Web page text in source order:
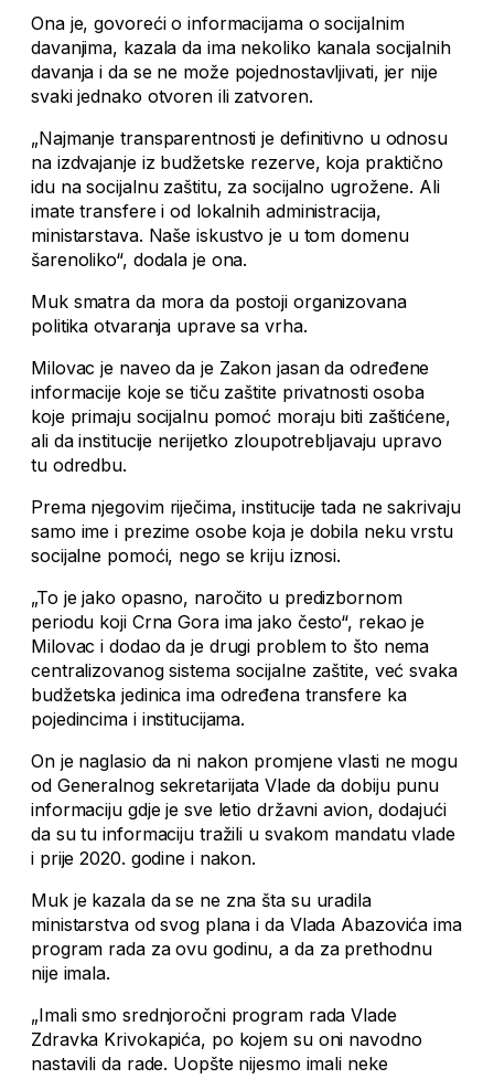
Ona je, govoreći o informacijama o socijalnim
davanjima, kazala da ima nekoliko kanala socijalnih
davanja i da se ne može pojednostavljivati, jer nije
svaki jednako otvoren ili zatvoren.
„Najmanje transparentnosti je definitivno u odnosu
na izdvajanje iz budžetske rezerve, koja praktično
idu na socijalnu zaštitu, za socijalno ugrožene. Ali
imate transfere i od lokalnih administracija,
ministarstava. Naše iskustvo je u tom domenu
šarenoliko“, dodala je ona.
Muk smatra da mora da postoji organizovana
politika otvaranja uprave sa vrha.
Milovac je naveo da je Zakon jasan da određene
informacije koje se tiču zaštite privatnosti osoba
koje primaju socijalnu pomoć moraju biti zaštićene,
ali da institucije nerijetko zloupotrebljavaju upravo
tu odredbu.
Prema njegovim riječima, institucije tada ne sakrivaju
samo ime i prezime osobe koja je dobila neku vrstu
socijalne pomoći, nego se kriju iznosi.
„To je jako opasno, naročito u predizbornom
periodu koji Crna Gora ima jako često“, rekao je
Milovac i dodao da je drugi problem to što nema
centralizovanog sistema socijalne zaštite, već svaka
budžetska jedinica ima određena transfere ka
pojedincima i institucijama.
On je naglasio da ni nakon promjene vlasti ne mogu
od Generalnog sekretarijata Vlade da dobiju punu
informaciju gdje je sve letio državni avion, dodajući
da su tu informaciju tražili u svakom mandatu vlade
i prije 2020. godine i nakon.
Muk je kazala da se ne zna šta su uradila
ministarstva od svog plana i da Vlada Abazovića ima
program rada za ovu godinu, a da za prethodnu
nije imala.
„Imali smo srednjoročni program rada Vlade
Zdravka Krivokapića, po kojem su oni navodno
nastavili da rade. Uopšte nijesmo imali neke